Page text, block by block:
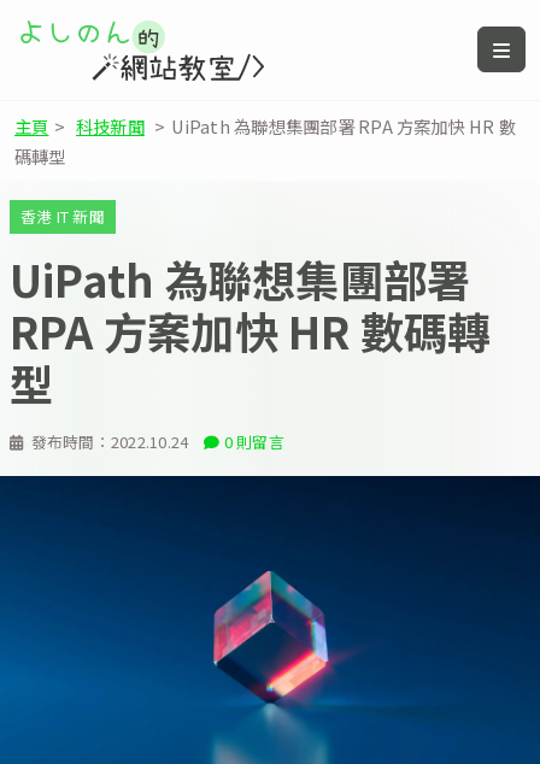
主頁 > 科技新聞 > UiPath 為聯想集團部署 RPA 方案加快 HR 數
碼轉型
發布時間： 2022.10.24 0 則留言
香港 IT 新聞
UiPath 為聯想集團部署
RPA 方案加快 HR 數碼轉
型